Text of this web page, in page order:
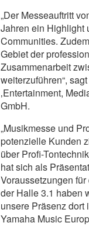
„Der Messeauftritt
Jahren ein Highlight
Communities.
Gebiet der
Zusammenarbeit
weiterzuführen“,
‚Entertainment,
GmbH.
„Musikmesse und
potenzielle Kunden
über Profi-
hat sich als
Voraussetzungen
der Halle 3.1 haben
unsere Präsenz dort
Yamaha Music